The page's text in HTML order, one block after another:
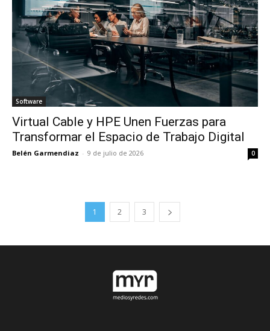
Software
Virtual Cable y HPE Unen Fuerzas para
Transformar el Espacio de Trabajo Digital
Belén Garmendiaz - 9 de julio de 2026 0
1 2 3